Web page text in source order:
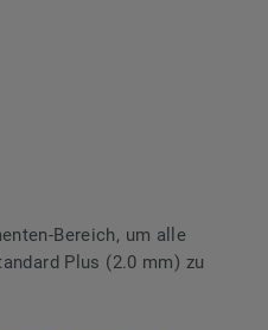
Bereich, um alle
Plus (2.0 mm) zu